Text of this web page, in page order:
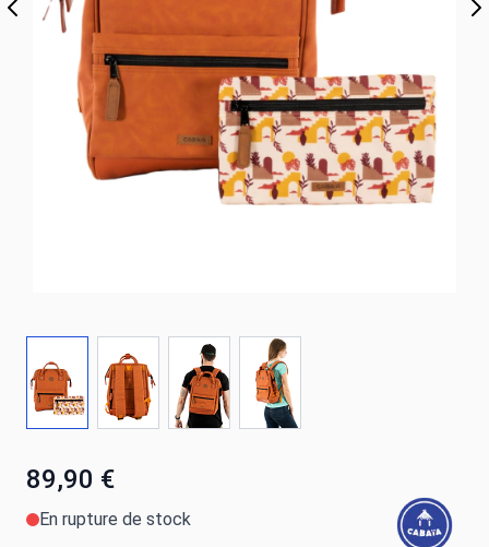
89,90 €
En rupture de stock